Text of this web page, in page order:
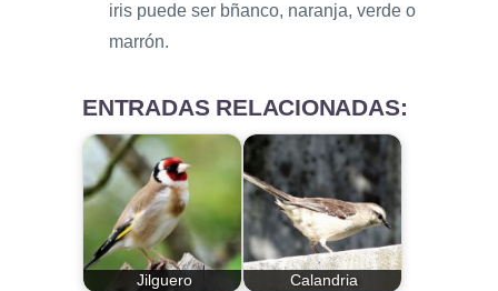
iris puede ser bñanco, naranja, verde o
marrón.
ENTRADAS RELACIONADAS:
Jilguero Calandria